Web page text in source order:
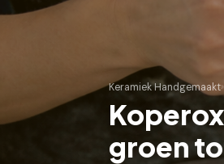
Keramiek Handgemaakt›
groen